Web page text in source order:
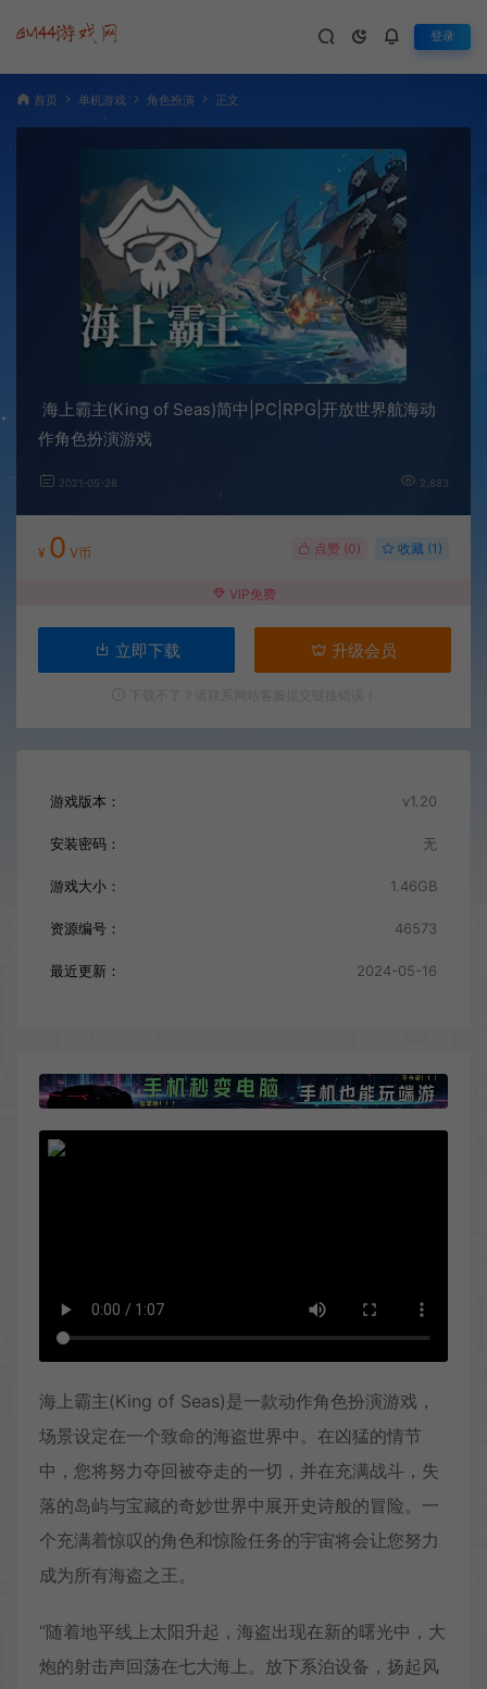
登录
首页 单机游戏 角色扮演 正文
海上霸主(King of Seas)简中|PC|RPG|开放世界航海动
作角色扮演游戏
2021-05-26 2,883
¥ 0 V币 点赞 (0) 收藏 (1)
VIP免费
立即下载 升级会员
游戏版本： v1.20
安装密码： 无
游戏大小： 1.46GB
资源编号： 46573
最近更新： 2024-05-16
海上霸主(King of Seas)是一款动作角色扮演游戏，
场景设定在一个致命的海盗世界中。在凶猛的情节
中，您将努力夺回被夺走的一切，并在充满战斗，失
落的岛屿与宝藏的奇妙世界中展开史诗般的冒险。一
个充满着惊叹的角色和惊险任务的宇宙将会让您努力
成为所有海盗之王。
“随着地平线上太阳升起，海盗出现在新的曙光中，大
炮的射击声回荡在七大海上。放下系泊设备，扬起风